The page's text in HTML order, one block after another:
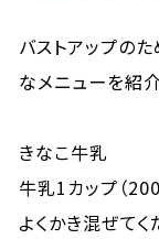
バストアップの
なメニューを紹介
きなこ牛乳
牛乳1カップ（
よくかき混ぜて